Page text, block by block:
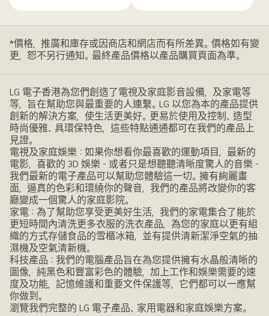
*價格，推廣和庫存或因商店和網店而有所差異。價格如有變
更，恕不另行通知。最終產品價格以產品購買頁面為準。
LG 電子香港為您們創造了電視及家庭影音設備，及家電等
等，旨在幫助您與最重要的人連繫。LG 以您為本的產品提供
創新的解決方案，使生活更美好。更易於使用及控制、造型
時尚優雅、具環保特色，這些特點通通都可在我們的產品上
見證。
電視及家庭娛樂：如果你想看你最喜歡的運動項目，最新的
電影，喜歡的 3D 娛樂 - 或者只是想聽聽清晰度驚人的音樂 -
我們最新的電子產品可以幫助您體驗這一切。擁有絢麗畫
面，逼真的色彩和環繞你的聲音，我們的產品將改變你的客
廳變成一個驚人的家庭影院。
家電：為了幫助您享受更美好生活，我們的家電集合了能於
更短時間內清洗更多衣服的洗衣產品，為您的家庭以更有組
織的方式存儲食品的雪櫃冰箱，並有提供清新潔淨空氣的抽
濕機及空氣清新機。
科技產品：我們的電腦產品旨在為您提供擁有水晶般清晰的
圖像，純黑色和豐富彩色的體驗，加上工作和娛樂需要的速
度及功能，記憶維護和重要文件保護等，它們都可以一應幫
你做到。
瀏覽我們完整的 LG 電子產品、家用電器和家庭娛樂方案。